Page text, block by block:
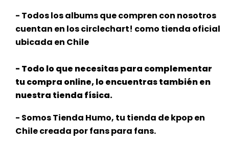
- Todos los albums que compren con nosotros
cuentan en los circlechart! como tienda oficial
ubicada en Chile
- Todo lo que necesitas para complementar
tu compra online, lo encuentras también en
nuestra tienda física.
- Somos Tienda Humo, tu tienda de kpop en
Chile creada por fans para fans.